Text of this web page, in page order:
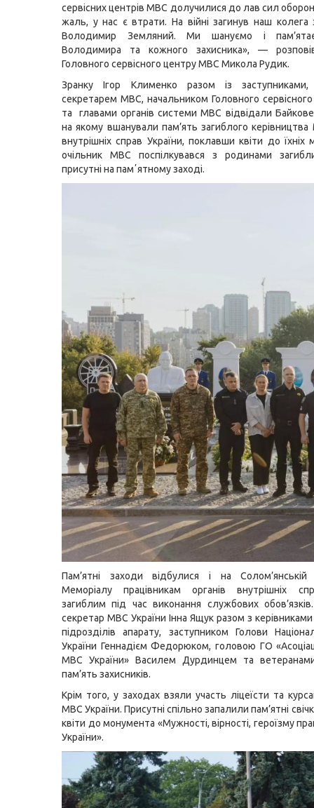
сервісних центрів МВС долучилися до лав сил
жаль, у нас є втрати. На війні загинув наш колега
Володимир Земляний. Ми шануємо і
Володимира та кожного захисника», —
Головного сервісного центру МВС Микола Рудик.
Зранку Ігор Клименко разом із
секретарем МВС, начальником Головного
та главами органів системи МВС відвідали
на якому вшанували пам’ять загиблого керівництва
внутрішніх справ України, поклавши квіти до їхніх
очільник МВС поспілкувався з родинами
присутні на памʼятному заході.
Пам’ятні заходи відбулися і на
Меморіалу працівникам органів внутрішніх
загиблим під час виконання службових
секретар МВС України Інна Ящук разом з
підрозділів апарату, заступником Голови
України Геннадієм Федорюком, головою ГО
МВС України» Василем Дурдинцем та
пам’ять захисників.
Крім того, у заходах взяли участь ліцеїсти та
МВС України. Присутні спільно запалили пам’ятні
квіти до монумента «Мужності, вірності, героїзму
України».